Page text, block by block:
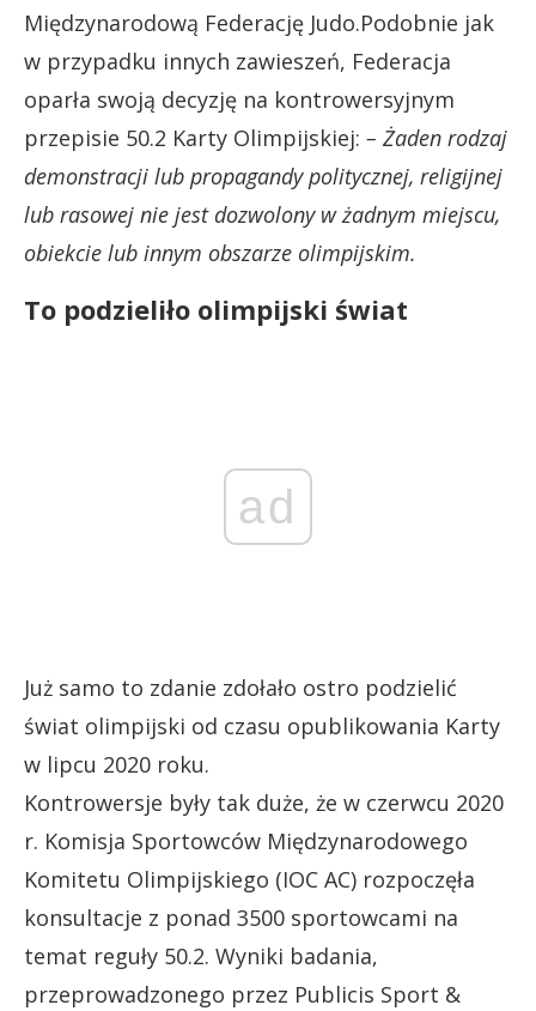
Międzynarodową Federację Judo.Podobnie jak
w przypadku innych zawieszeń, Federacja
oparła swoją decyzję na kontrowersyjnym
przepisie 50.2 Karty Olimpijskiej: – Żaden rodzaj
demonstracji lub propagandy politycznej, religijnej
lub rasowej nie jest dozwolony w żadnym miejscu,
obiekcie lub innym obszarze olimpijskim.
To podzieliło olimpijski świat
ad
Już samo to zdanie zdołało ostro podzielić
świat olimpijski od czasu opublikowania Karty
w lipcu 2020 roku.
Kontrowersje były tak duże, że w czerwcu 2020
r. Komisja Sportowców Międzynarodowego
Komitetu Olimpijskiego (IOC AC) rozpoczęła
konsultacje z ponad 3500 sportowcami na
temat reguły 50.2. Wyniki badania,
przeprowadzonego przez Publicis Sport &